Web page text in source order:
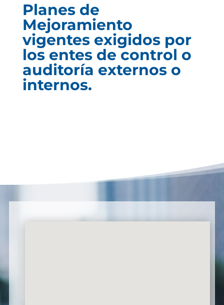
Planes de
Mejoramiento
vigentes exigidos por
los entes de control o
auditoría externos o
internos.